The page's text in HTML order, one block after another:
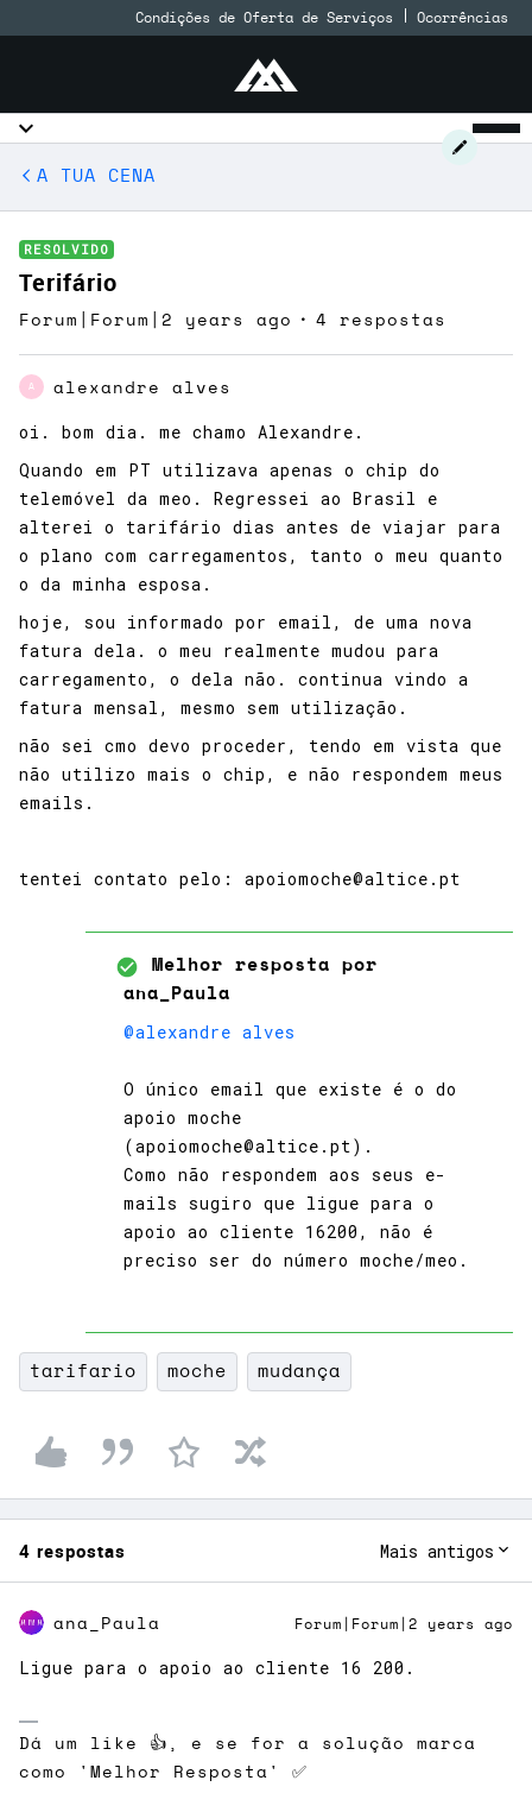
Condições de Oferta de Serviços Ocorrências
A TUA CENA
RESOLVIDO
Terifário
Forum|Forum|2 years ago 4 respostas
A alexandre alves
oi. bom dia. me chamo Alexandre.
Quando em PT utilizava apenas o chip do
telemóvel da meo. Regressei ao Brasil e
alterei o tarifário dias antes de viajar para
o plano com carregamentos, tanto o meu quanto
o da minha esposa.
hoje, sou informado por email, de uma nova
fatura dela. o meu realmente mudou para
carregamento, o dela não. continua vindo a
fatura mensal, mesmo sem utilização.
não sei cmo devo proceder, tendo em vista que
não utilizo mais o chip, e não respondem meus
emails.
tentei contato pelo: apoiomoche@altice.pt
Melhor resposta por
ana_Paula
@alexandre alves
O único email que existe é o do
apoio moche
(apoiomoche@altice.pt).
Como não respondem aos seus e-
mails sugiro que ligue para o
apoio ao cliente 16200, não é
preciso ser do número moche/meo.
tarifario moche mudança
4 respostas Mais antigos
ana_Paula Forum|Forum|2 years ago
Ligue para o apoio ao cliente 16 200.
Dá um like 👍, e se for a solução marca
como 'Melhor Resposta' ✅